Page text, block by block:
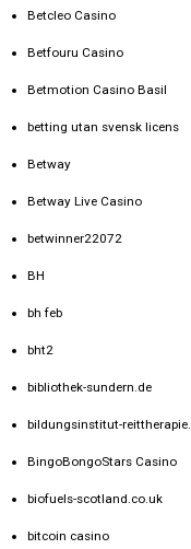
Betcleo Casino
Betfouru Casino
Betmotion Casino Basil
betting utan svensk licens
Betway
Betway Live Casino
betwinner22072
BH
bh feb
bht2
bibliothek-sundern.de
bildungsinstitut-
BingoBongoStars Casino
biofuels-scotland.co.uk
bitcoin casino